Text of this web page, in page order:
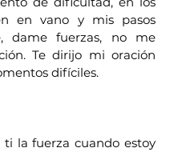
en vano y mis pasos
dame fuerzas, no me
Te dirijo mi oración
difíciles.
ti la fuerza cuando estoy